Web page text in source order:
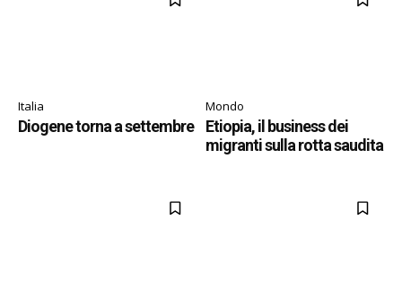
Italia
Diogene torna a settembre
Mondo
Etiopia, il business dei
migranti sulla rotta saudita